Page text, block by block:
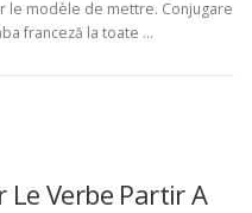
le modèle de mettre. Conjugare
franceză la toate …
Verbe Partir A